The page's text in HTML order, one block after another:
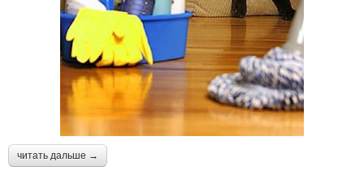
читать дальше →